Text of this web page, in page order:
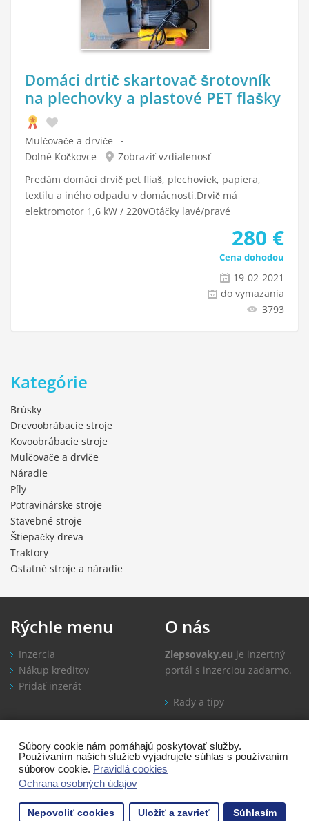
Súbory cookie nám pomáhajú poskytovať služby.
Používaním našich služieb vyjadrujete súhlas s používaním
súborov cookie. Pravidlá cookies
Ochrana osobných údajov
Nepovoliť cookies Uložiť a zavrieť Súhlasím
Domáci drtič skartovač šrotovník
na plechovky a plastové PET flašky
Mulčovače a drviče
Dolné Kočkovce
Zobraziť vzdialenosť
Predám domáci drvič pet fliaš, plechoviek, papiera,
textilu a iného odpadu v domácnosti.Drvič má
elektromotor 1,6 kW / 220VOtáčky lavé/pravé
280 €
Cena dohodou
19-02-2021
do vymazania
3793
Kategórie
Brúsky
Drevoobrábacie stroje
Kovoobrábacie stroje
Mulčovače a drviče
Náradie
Píly
Potravinárske stroje
Stavebné stroje
Štiepačky dreva
Traktory
Ostatné stroje a náradie
Rýchle menu
Inzercia
Nákup kreditov
Pridať inzerát
O nás
Zlepsovaky.eu je inzertný
portál s inzerciou zadarmo.
Rady a tipy
Informácie
Ako inzerovať
Časté otázky
Ochrana osobných údajov
Kontakt
183 návštevníkov